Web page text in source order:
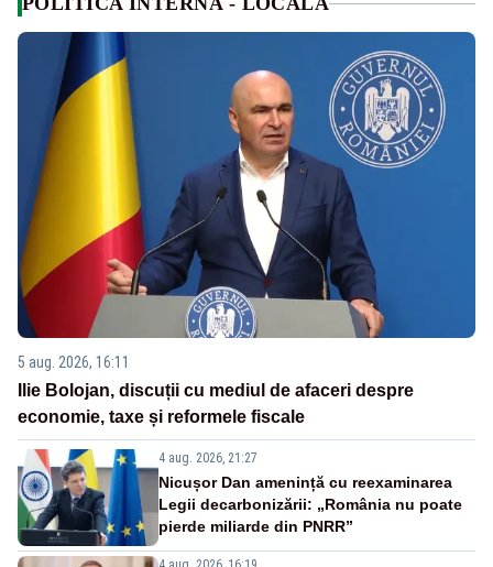
5 aug. 2026, 16:11
Ilie Bolojan, discuții cu mediul de afaceri despre
economie, taxe și reformele fiscale
4 aug. 2026, 21:27
Nicușor Dan amenință cu reexaminarea
Legii decarbonizării: „România nu poate
pierde miliarde din PNRR”